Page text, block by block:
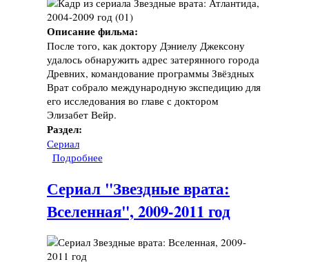
Описание фильма:
После того, как доктору Дэниелу Джексону
удалось обнаружить адрес затерянного города
Древних, командование программы Звёздных
Врат собрало международную экспедицию для
его исследования во главе с доктором
Элизабет Вейр.
Раздел:
Сериал
Подробнее
Сериал "Звездные врата:
Вселенная", 2009-2011 год